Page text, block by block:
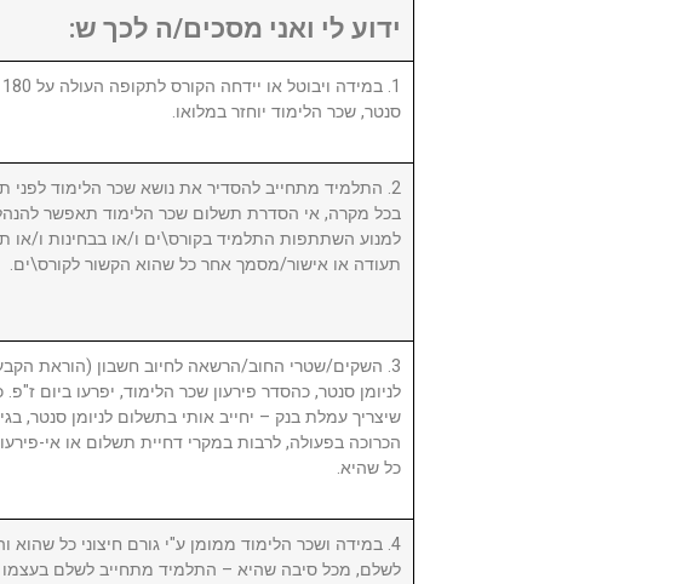
ידוע לי ואני מסכים/ה לכך ש:
סנטר, שכר הלימוד יוחזר במלואו.
2. התלמיד מתחייב להסדיר את נושא שכר הלימוד לפני
בכל מקרה, אי הסדרת תשלום שכר הלימוד תאפשר
למנוע השתתפות התלמיד בקורס\ים ו/או בבחינות ו/או
תעודה או אישור/מסמך אחר כל שהוא הקשור לקורס\ים.
3. השקים/שטרי החוב/הרשאה לחיוב חשבון (הוראת
לניומן סנטר, כהסדר פירעון שכר הלימוד, יפרעו ביום ז"פ.
שיצריך עמלת בנק – יחייב אותי בתשלום לניומן סנטר,
הכרוכה בפעולה, לרבות במקרי דחיית תשלום או אי-
כל שהיא.
4. במידה ושכר הלימוד ממומן ע"י גורם חיצוני כל שהוא
לשלם, מכל סיבה שהיא – התלמיד מתחייב לשלם